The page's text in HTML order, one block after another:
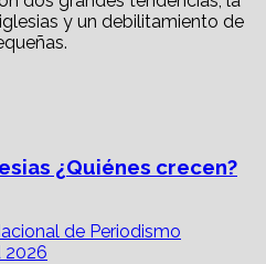
¿Quiénes crecen?
de Periodismo
2026